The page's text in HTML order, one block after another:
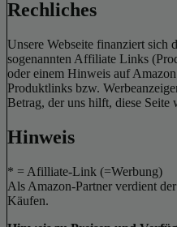
Rechliches
Unsere Webseite finanziert sich
sogenannten Affiliate Links
oder einem Hinweis auf
Produktlinks bzw.
Betrag, der uns hilft, diese Seite
Hinweis
* = Afilliate-Link (=Werbung)
Als Amazon-Partner verdient
Käufen.